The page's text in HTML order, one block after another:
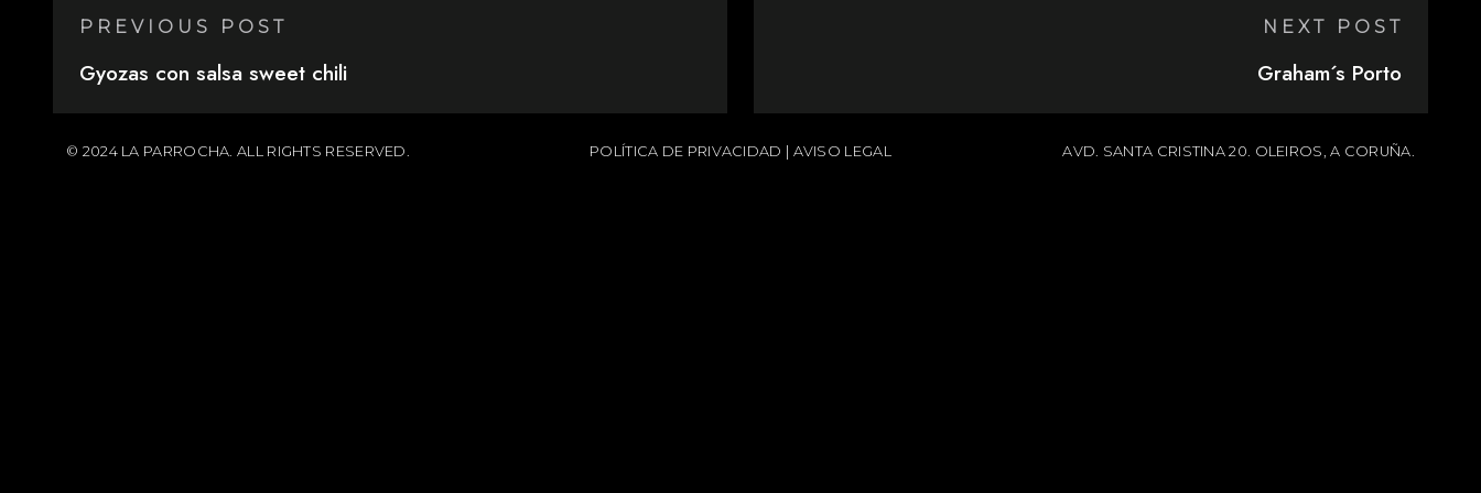
PREVIOUS POST
Gyozas con salsa sweet chili
NEXT POST
Graham´s Porto
© 2024 LA PARROCHA. ALL RIGHTS RESERVED. POLÍTICA DE PRIVACIDAD AVISO LEGAL AVD. SANTA CRISTINA 20. OLEIROS, A CORUÑA.